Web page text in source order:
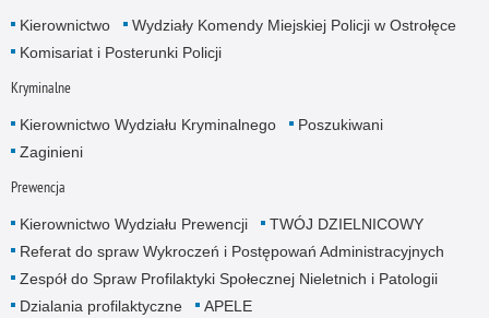
Kierownictwo
Wydziały Komendy Miejskiej Policji w Ostrołęce
Komisariat i Posterunki Policji
Kryminalne
Kierownictwo Wydziału Kryminalnego
Poszukiwani
Zaginieni
Prewencja
Kierownictwo Wydziału Prewencji
TWÓJ DZIELNICOWY
Referat do spraw Wykroczeń i Postępowań Administracyjnych
Zespół do Spraw Profilaktyki Społecznej Nieletnich i Patologii
Dzialania profilaktyczne
APELE